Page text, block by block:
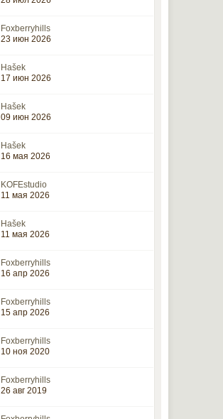
Foxberryhills
23 июн 2026
Hašek
17 июн 2026
Hašek
09 июн 2026
Hašek
16 мая 2026
KOFEstudio
11 мая 2026
Hašek
11 мая 2026
Foxberryhills
16 апр 2026
Foxberryhills
15 апр 2026
Foxberryhills
10 ноя 2020
Foxberryhills
26 авг 2019